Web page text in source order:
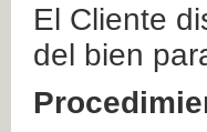
El Cliente
del bien